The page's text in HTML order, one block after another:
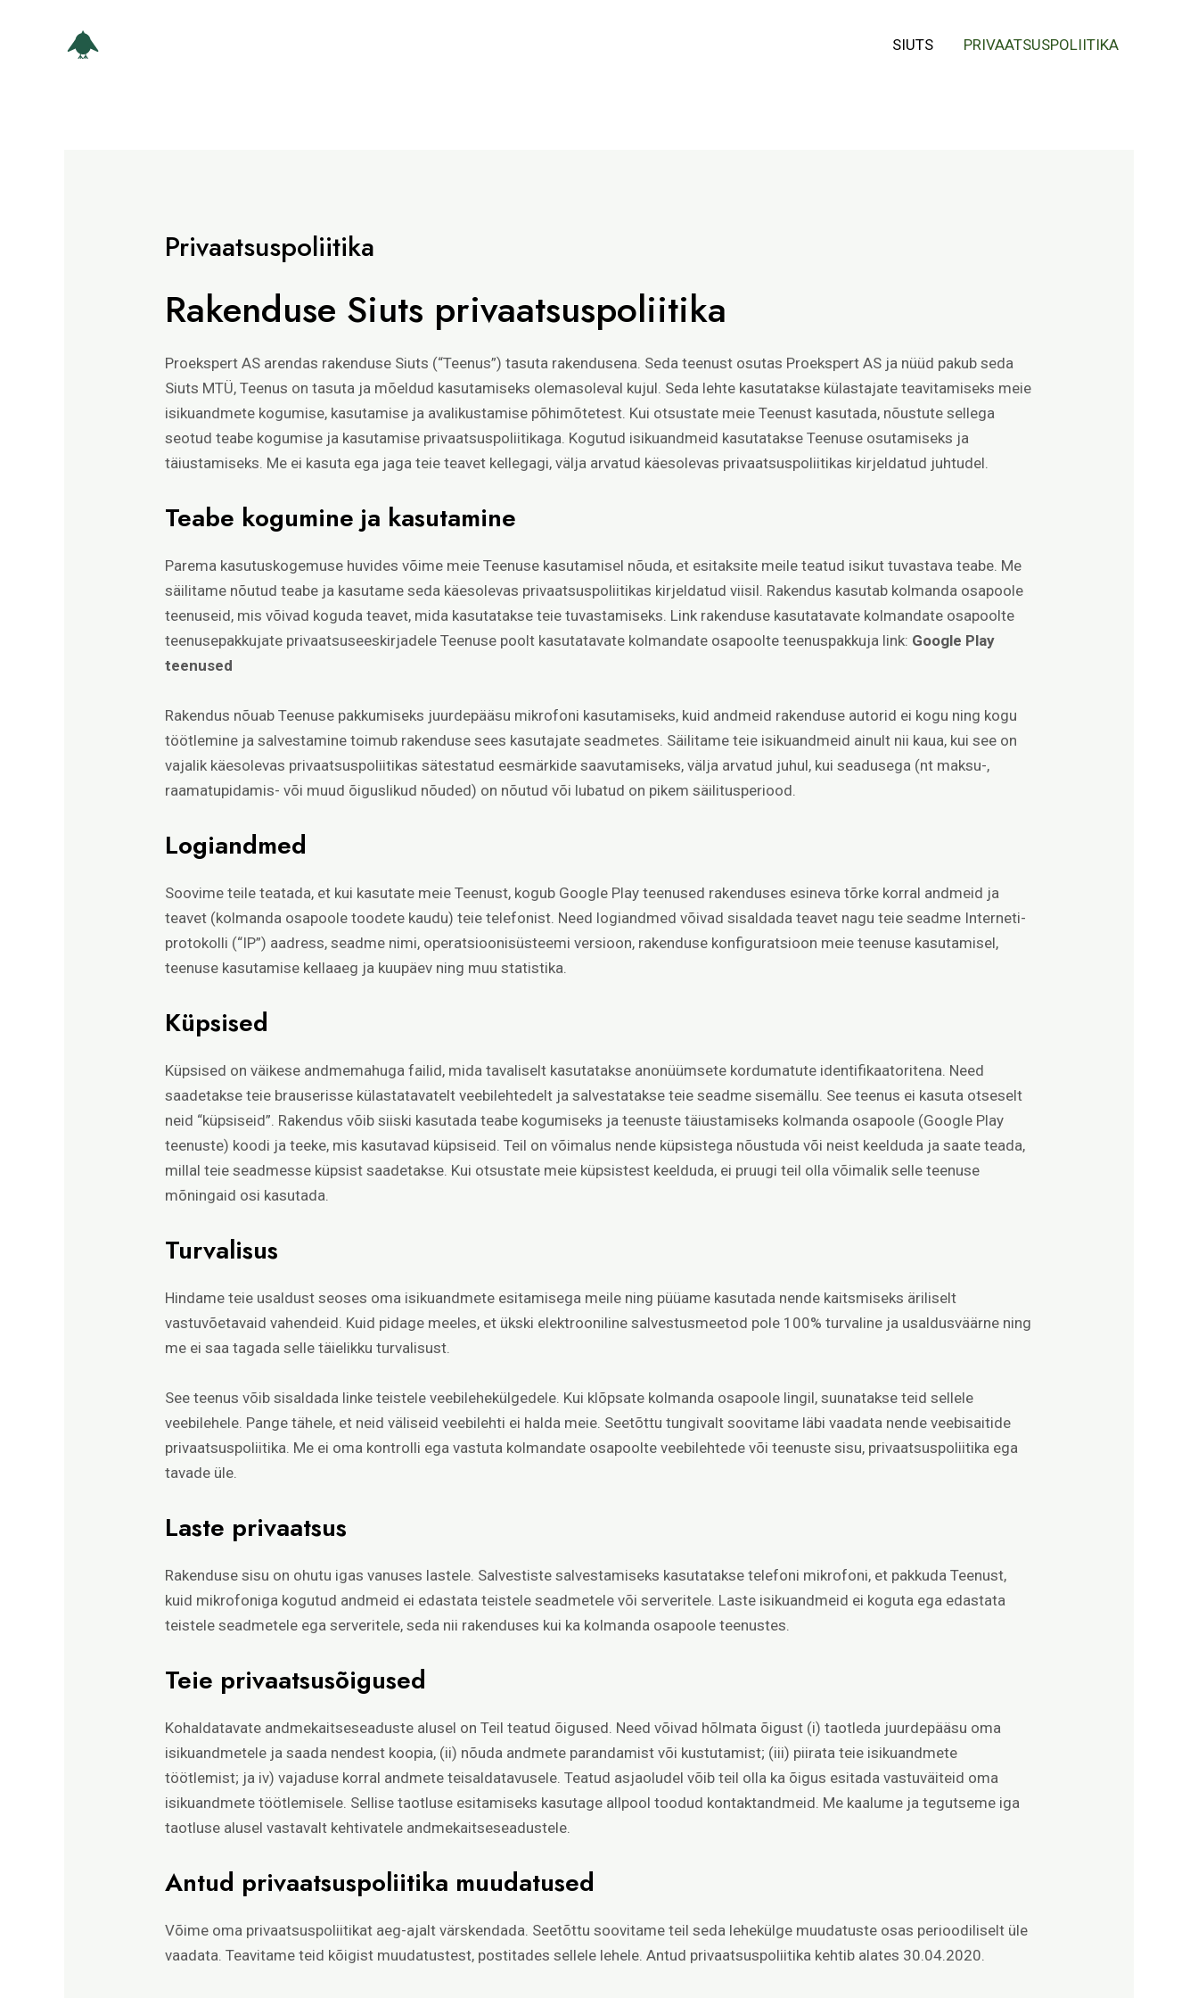
SIUTS PRIVAATSUSPOLIITIKA
Privaatsuspoliitika
Rakenduse Siuts privaatsuspoliitika
Proekspert AS arendas rakenduse Siuts (“Teenus”) tasuta rakendusena. Seda teenust osutas Proekspert AS ja nüüd pakub seda
Siuts MTÜ, Teenus on tasuta ja mõeldud kasutamiseks olemasoleval kujul. Seda lehte kasutatakse külastajate teavitamiseks meie
isikuandmete kogumise, kasutamise ja avalikustamise põhimõtetest. Kui otsustate meie Teenust kasutada, nõustute sellega
seotud teabe kogumise ja kasutamise privaatsuspoliitikaga. Kogutud isikuandmeid kasutatakse Teenuse osutamiseks ja
täiustamiseks. Me ei kasuta ega jaga teie teavet kellegagi, välja arvatud käesolevas privaatsuspoliitikas kirjeldatud juhtudel.
Teabe kogumine ja kasutamine
Parema kasutuskogemuse huvides võime meie Teenuse kasutamisel nõuda, et esitaksite meile teatud isikut tuvastava teabe. Me
säilitame nõutud teabe ja kasutame seda käesolevas privaatsuspoliitikas kirjeldatud viisil. Rakendus kasutab kolmanda osapoole
teenuseid, mis võivad koguda teavet, mida kasutatakse teie tuvastamiseks. Link rakenduse kasutatavate kolmandate osapoolte
teenusepakkujate privaatsuseeskirjadele Teenuse poolt kasutatavate kolmandate osapoolte teenuspakkuja link: Google Play
teenused
Rakendus nõuab Teenuse pakkumiseks juurdepääsu mikrofoni kasutamiseks, kuid andmeid rakenduse autorid ei kogu ning kogu
töötlemine ja salvestamine toimub rakenduse sees kasutajate seadmetes. Säilitame teie isikuandmeid ainult nii kaua, kui see on
vajalik käesolevas privaatsuspoliitikas sätestatud eesmärkide saavutamiseks, välja arvatud juhul, kui seadusega (nt maksu-,
raamatupidamis- või muud õiguslikud nõuded) on nõutud või lubatud on pikem säilitusperiood.
Logiandmed
Soovime teile teatada, et kui kasutate meie Teenust, kogub Google Play teenused rakenduses esineva tõrke korral andmeid ja
teavet (kolmanda osapoole toodete kaudu) teie telefonist. Need logiandmed võivad sisaldada teavet nagu teie seadme Interneti-
protokolli (“IP”) aadress, seadme nimi, operatsioonisüsteemi versioon, rakenduse konfiguratsioon meie teenuse kasutamisel,
teenuse kasutamise kellaaeg ja kuupäev ning muu statistika.
Küpsised
Küpsised on väikese andmemahuga failid, mida tavaliselt kasutatakse anonüümsete kordumatute identifikaatoritena. Need
saadetakse teie brauserisse külastatavatelt veebilehtedelt ja salvestatakse teie seadme sisemällu. See teenus ei kasuta otseselt
neid “küpsiseid”. Rakendus võib siiski kasutada teabe kogumiseks ja teenuste täiustamiseks kolmanda osapoole (Google Play
teenuste) koodi ja teeke, mis kasutavad küpsiseid. Teil on võimalus nende küpsistega nõustuda või neist keelduda ja saate teada,
millal teie seadmesse küpsist saadetakse. Kui otsustate meie küpsistest keelduda, ei pruugi teil olla võimalik selle teenuse
mõningaid osi kasutada.
Turvalisus
Hindame teie usaldust seoses oma isikuandmete esitamisega meile ning püüame kasutada nende kaitsmiseks äriliselt
vastuvõetavaid vahendeid. Kuid pidage meeles, et ükski elektrooniline salvestusmeetod pole 100% turvaline ja usaldusväärne ning
me ei saa tagada selle täielikku turvalisust.
See teenus võib sisaldada linke teistele veebilehekülgedele. Kui klõpsate kolmanda osapoole lingil, suunatakse teid sellele
veebilehele. Pange tähele, et neid väliseid veebilehti ei halda meie. Seetõttu tungivalt soovitame läbi vaadata nende veebisaitide
privaatsuspoliitika. Me ei oma kontrolli ega vastuta kolmandate osapoolte veebilehtede või teenuste sisu, privaatsuspoliitika ega
tavade üle.
Laste privaatsus
Rakenduse sisu on ohutu igas vanuses lastele. Salvestiste salvestamiseks kasutatakse telefoni mikrofoni, et pakkuda Teenust,
kuid mikrofoniga kogutud andmeid ei edastata teistele seadmetele või serveritele. Laste isikuandmeid ei koguta ega edastata
teistele seadmetele ega serveritele, seda nii rakenduses kui ka kolmanda osapoole teenustes.
Teie privaatsusõigused
Kohaldatavate andmekaitseseaduste alusel on Teil teatud õigused. Need võivad hõlmata õigust (i) taotleda juurdepääsu oma
isikuandmetele ja saada nendest koopia, (ii) nõuda andmete parandamist või kustutamist; (iii) piirata teie isikuandmete
töötlemist; ja iv) vajaduse korral andmete teisaldatavusele. Teatud asjaoludel võib teil olla ka õigus esitada vastuväiteid oma
isikuandmete töötlemisele. Sellise taotluse esitamiseks kasutage allpool toodud kontaktandmeid. Me kaalume ja tegutseme iga
taotluse alusel vastavalt kehtivatele andmekaitseseadustele.
Antud privaatsuspoliitika muudatused
Võime oma privaatsuspoliitikat aeg-ajalt värskendada. Seetõttu soovitame teil seda lehekülge muudatuste osas perioodiliselt üle
vaadata. Teavitame teid kõigist muudatustest, postitades sellele lehele. Antud privaatsuspoliitika kehtib alates 30.04.2020.